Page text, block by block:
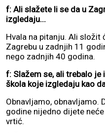
f: Ali slažete li se da u
izgledaju...
Hvala na pitanju. Ali složit
Zagrebu u zadnjih 11
nego zadnjih 40 godina.
f: Slažem se, ali trebalo je
škola koje izgledaju kao
Obnavljamo, obnavljamo.
godine nijedno dijete
vrtić.